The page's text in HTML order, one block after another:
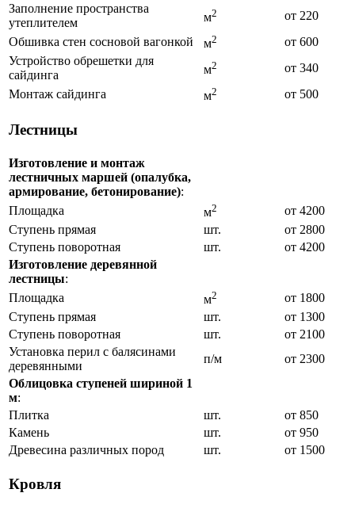
Заполнение пространства
утеплителем
м2
от 220
Обшивка стен сосновой вагонкой
м2
от 600
Устройство обрешетки для
сайдинга
м2
от 340
Монтаж сайдинга
м2 от 500
Лестницы
Изготовление и монтаж
лестничных маршей (опалубка,
армирование, бетонирование):
Площадка
м2
от 4200
Ступень прямая
шт.
от 2800
Ступень поворотная
шт.
от 4200
Изготовление деревянной
лестницы:
Площадка
м2
от 1800
Ступень прямая
шт.
от 1300
Ступень поворотная
шт.
от 2100
Установка перил с балясинами
деревянными
п/м
от 2300
Облицовка ступеней шириной 1
м:
Плитка
шт.
от 850
Камень
шт.
от 950
Древесина различных пород
шт. от 1500
Кровля